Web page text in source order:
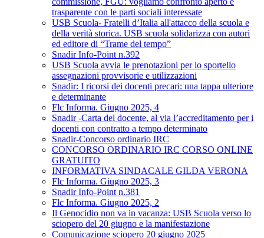
trasparente con le parti sociali interessate
USB Scuola- Fratelli d’Italia all'attacco della scuola e
della verità storica. USB scuola solidarizza con autori
ed editore di “Trame del tempo”
Snadir Info-Point n.392
USB Scuola avvia le prenotazioni per lo sportello
assegnazioni provvisorie e utilizzazioni
Snadir: I ricorsi dei docenti precari: una tappa ulteriore
e determinante
Flc Informa. Giugno 2025, 4
Snadir -Carta del docente, al via l’accreditamento per i
docenti con contratto a tempo determinato
Snadir-Concorso ordinario IRC
CONCORSO ORDINARIO IRC CORSO ONLINE
GRATUITO
INFORMATIVA SINDACALE GILDA VERONA
Flc Informa. Giugno 2025, 3
Snadir Info-Point n.381
Flc Informa. Giugno 2025, 2
Il Genocidio non va in vacanza: USB Scuola verso lo
sciopero del 20 giugno e la manifestazione
Comunicazione sciopero 20 giugno 2025